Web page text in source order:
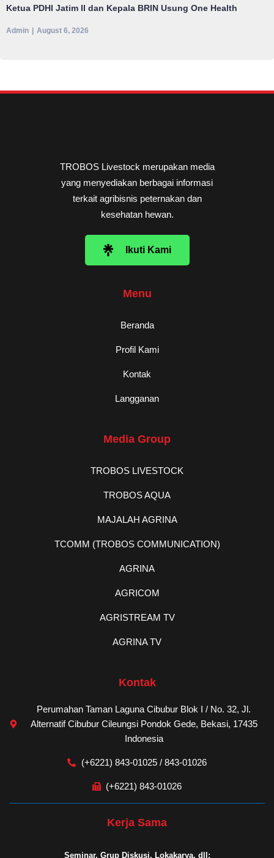
Ketua PDHI Jatim II dan Kepala BRIN Usung One Health
Admin August 6, 2026
TROBOS Livestock merupakan media
yang menyediakan berbagai informasi
terkait agribisnis peternakan dan
kesehatan hewan.
Ikuti Kami
Menu
Beranda
Profil Kami
Kontak
Langganan
Media Group
TROBOS LIVESTOCK
TROBOS AQUA
MAJALAH AGRINA
TCOMM (TROBOS COMMUNICATION)
AGRINA
AGRICOM
AGRISTREAM TV
AGRINA TV
Kontak
Perumahan Taman Laguna Cibubur Blok I / No. 32, Jl.
Alternatif Cibubur Cileungsi Pondok Gede, Bekasi, 17435
Indonesia
(+6221) 843-01025 / 843-01026
(+6221) 843-01026
Kerja Sama
Seminar, Grup Diskusi, Lokakarya, dll: